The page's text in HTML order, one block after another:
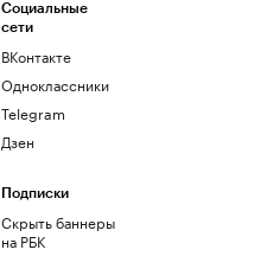
Социальные
сети
ВКонтакте
Одноклассники
Telegram
Дзен
Подписки
Скрыть баннеры
на РБК